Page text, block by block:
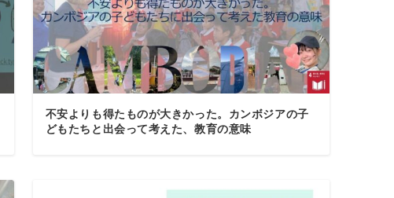
不安よりも得たものが大きかった。カンボジアの子
どもたちと出会って考えた、教育の意味